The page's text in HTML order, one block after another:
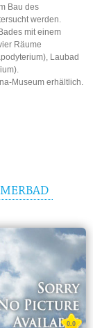
Bau des
werden.
mit einem
Räume
Laubad
Museum erhältlich.
0.0